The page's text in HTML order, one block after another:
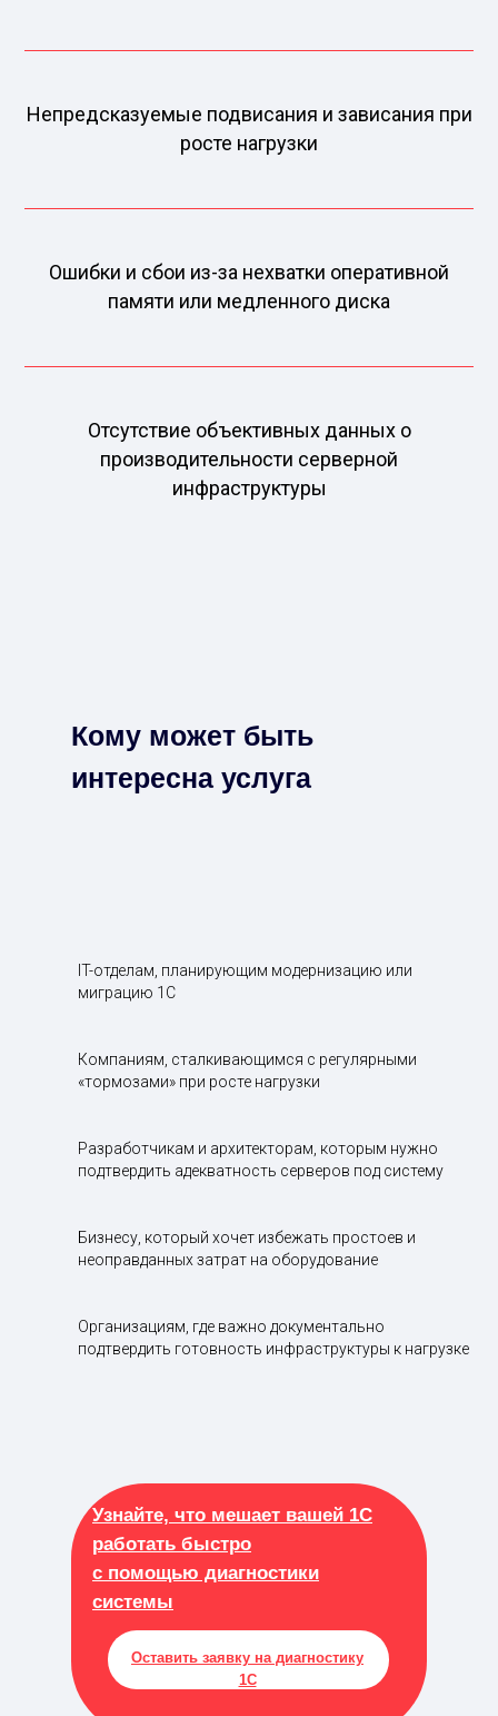
Непредсказуемые подвисания и зависания при
росте нагрузки
Ошибки и сбои из-за нехватки оперативной
памяти или медленного диска
Отсутствие объективных данных о
производительности серверной
инфраструктуры
Кому может быть
интересна услуга
IT-отделам, планирующим модернизацию или
миграцию 1С
Компаниям, сталкивающимся с регулярными
«тормозами» при росте нагрузки
Разработчикам и архитекторам, которым нужно
подтвердить адекватность серверов под систему
Бизнесу, который хочет избежать простоев и
неоправданных затрат на оборудование
Организациям, где важно документально
подтвердить готовность инфраструктуры к нагрузке
Узнайте, что мешает вашей 1С
работать быстро
с помощью диагностики
системы
Оставить заявку на диагностику
1С